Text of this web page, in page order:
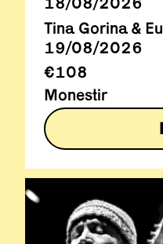
Tina Gorina &
19/08/2026
€108
Monestir